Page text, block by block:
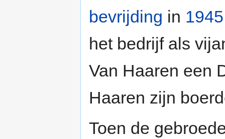
bevrijding in 1945
het bedrijf als
Van Haaren een
Haaren zijn
Toen de